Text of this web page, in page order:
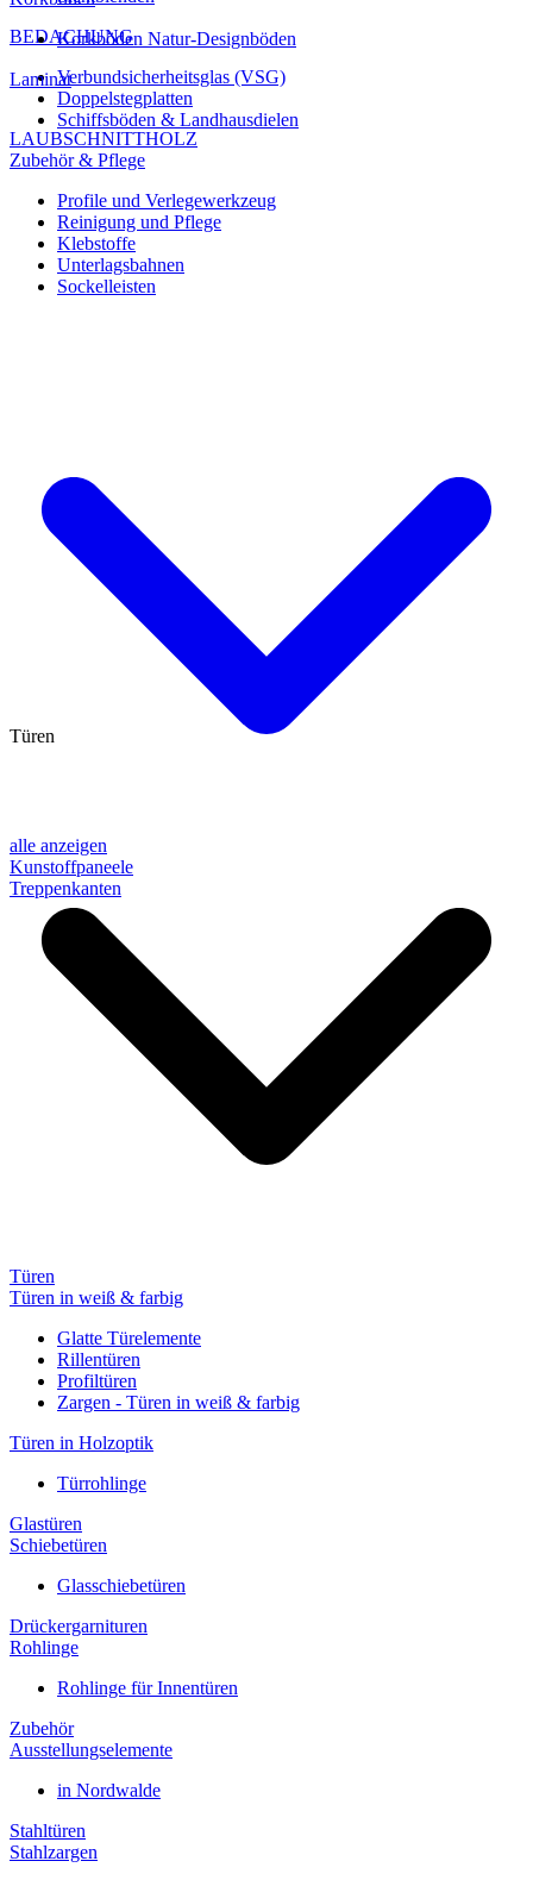
BEDACHUNG
Verbundsicherheitsglas (VSG)
Doppelstegplatten
LAUBSCHNITTHOLZ
Korkböden Natur-Designböden
Laminat
Schiffsböden & Landhausdielen
Zubehör & Pflege
Profile und Verlegewerkzeug
Reinigung und Pflege
Klebstoffe
Unterlagsbahnen
Sockelleisten
alle anzeigen
Kunstoffpaneele
Treppenkanten
Türen
Türen
Türen in weiß & farbig
Glatte Türelemente
Rillentüren
Profiltüren
Zargen - Türen in weiß & farbig
Türen in Holzoptik
Türrohlinge
Glastüren
Schiebetüren
Glasschiebetüren
Drückergarnituren
Rohlinge
Rohlinge für Innentüren
Zubehör
Ausstellungselemente
in Nordwalde
Stahltüren
Stahlzargen